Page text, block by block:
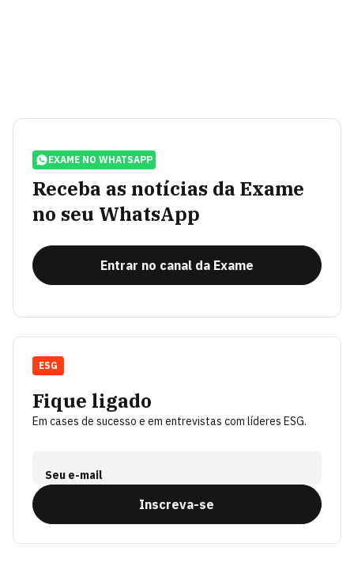
EXAME NO WHATSAPP
Receba as notícias da Exame
no seu WhatsApp
Entrar no canal da Exame
Fique ligado
Em cases de sucesso e em entrevistas com líderes ESG.
Seu e-mail
Inscreva-se
ESG